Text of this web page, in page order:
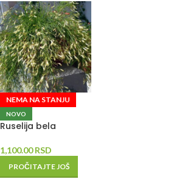
NEMA NA STANJU
NOVO
Ruselija bela
1,100.00RSD
PROČITAJTE JOŠ